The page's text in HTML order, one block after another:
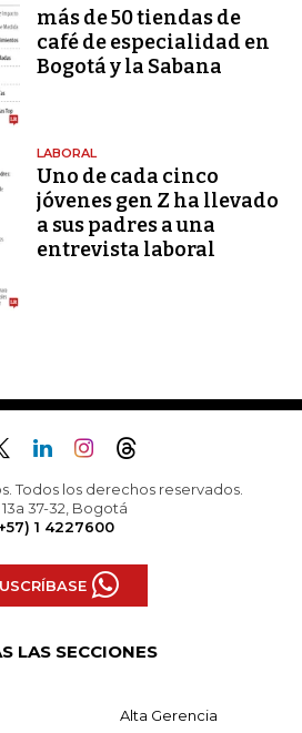
más de 50 tiendas de
café de especialidad en
Bogotá y la Sabana
LABORAL
Uno de cada cinco
jóvenes gen Z ha llevado
a sus padres a una
entrevista laboral
Todos los derechos reservados.
13a 37-32, Bogotá
1 4227600
LAS SECCIONES
Alta Gerencia